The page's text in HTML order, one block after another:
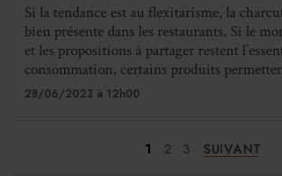
Si la tendance est au flexitarisme, la
bien présente dans les restaurants. Si le
et les propositions à partager restent
consommation, certains produits
28/06/2023 à 12h00
1 2 3 SUIVANT